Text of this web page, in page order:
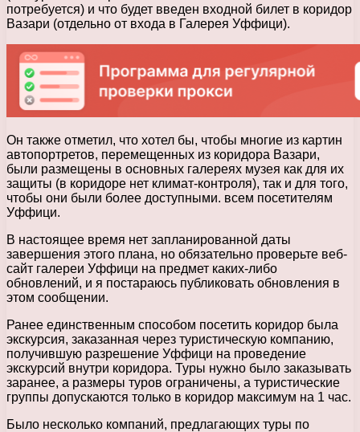
потребуется) и что будет введен входной билет в коридор
Вазари (отдельно от входа в Галерея Уффици).
Он также отметил, что хотел бы, чтобы многие из картин
автопортретов, перемещенных из коридора Вазари,
были размещены в основных галереях музея как для их
защиты (в коридоре нет климат-контроля), так и для того,
чтобы они были более доступными. всем посетителям
Уффици.
В настоящее время нет запланированной даты
завершения этого плана, но обязательно проверьте веб-
сайт галереи Уффици на предмет каких-либо
обновлений, и я постараюсь публиковать обновления в
этом сообщении.
Ранее единственным способом посетить коридор была
экскурсия, заказанная через туристическую компанию,
получившую разрешение Уффици на проведение
экскурсий внутри коридора. Туры нужно было заказывать
заранее, а размеры туров ограничены, а туристические
группы допускаются только в коридор максимум на 1 час.
Было несколько компаний, предлагающих туры по